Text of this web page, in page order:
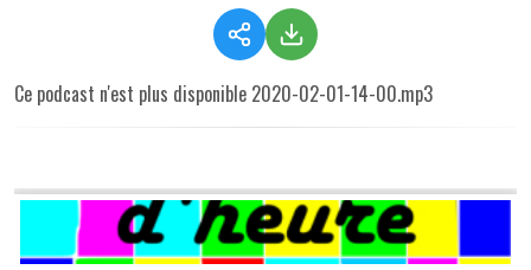
Ce podcast n'est plus disponible 2020-02-01-14-00.mp3